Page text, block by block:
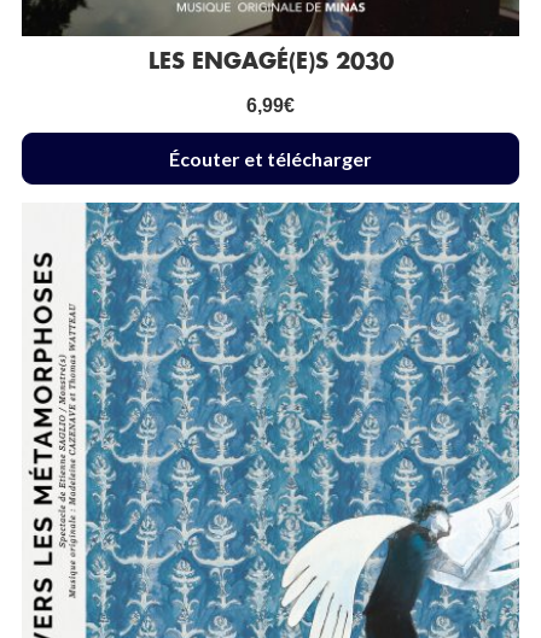
LES ENGAGÉ(E)S 2030
6,99€
Écouter et télécharger